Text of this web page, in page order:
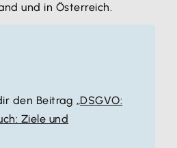
und in Österreich.
den Beitrag „DSGVO:
Ziele und